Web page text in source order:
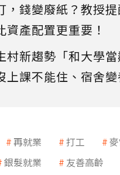
，錢變廢紙？教授
資產配置更重要！
村新趨勢「和大學當
上課不能住、宿舍
再就業 打工
銀髮就業 友善高齡